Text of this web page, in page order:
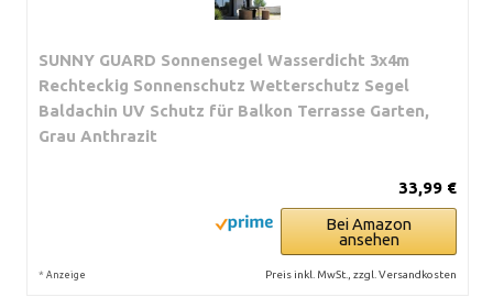
SUNNY GUARD Sonnensegel Wasserdicht 3x4m
Rechteckig Sonnenschutz Wetterschutz Segel
Baldachin UV Schutz für Balkon Terrasse Garten,
Grau Anthrazit
33,99 €
Bei Amazon
ansehen
* Anzeige Preis inkl. MwSt., zzgl. Versandkosten